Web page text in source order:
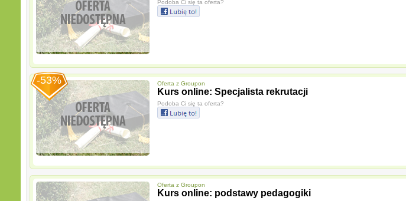
Podoba Ci się ta oferta?
-53% Oferta z Groupon
Kurs online: Specjalista rekrutacji
Podoba Ci się ta oferta?
Oferta z Groupon
Kurs online: podstawy pedagogiki